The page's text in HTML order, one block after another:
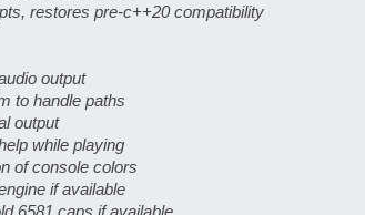
restores pre-c++20 compatibility
output
to handle paths
output
while playing
of console colors
if available
6581 caps if available